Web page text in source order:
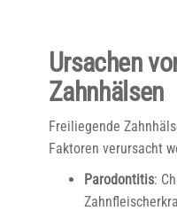
Ursachen
Zahnhälsen
Freiliegende
Faktoren verursacht
Parodontitis: